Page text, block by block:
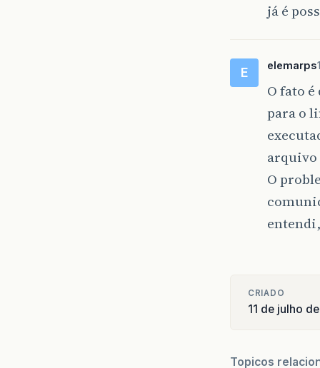
já é
E elemarps
O fato
para o
O
CRIADO
11 de julho
Topicos